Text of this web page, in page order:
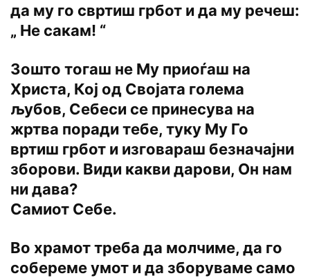
да му го свртиш грбот и да му речеш:
„ Не сакам! “
Зошто тогаш не Му приоѓаш на
Христа, Кој од Својата голема
љубов, Себеси се принесува на
жртва поради тебе, туку Му Го
вртиш грбот и изговараш безначајни
зборови. Види какви дарови, Он нам
ни дава?
Самиот Себе.
Во храмот треба да молчиме, да го
собереме умот и да зборуваме само